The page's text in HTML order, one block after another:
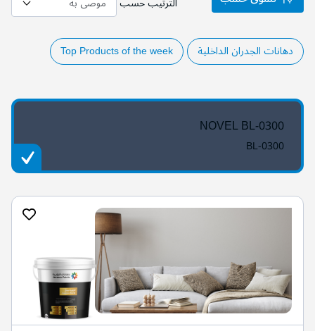
دهانات الجدران الداخلية Top Products of the week
NOVEL BL-0300
BL-0300